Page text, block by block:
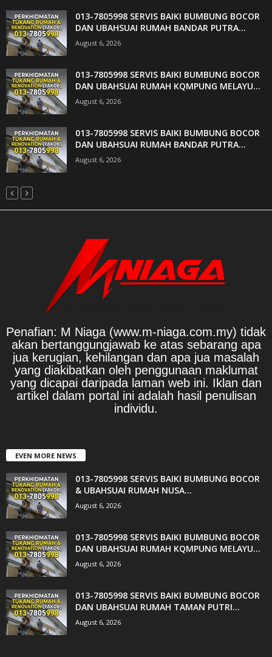
013-7805998 SERVIS BAIKI BUMBUNG BOCOR
DAN UBAHSUAI RUMAH BANDAR PUTRA...
August 6, 2026
013-7805998 SERVIS BAIKI BUMBUNG BOCOR
DAN UBAHSUAI RUMAH KQMPUNG MELAYU...
August 6, 2026
013-7805998 SERVIS BAIKI BUMBUNG BOCOR
DAN UBAHSUAI RUMAH BANDAR PUTRA...
August 6, 2026
Penafian: M Niaga (www.m-niaga.com.my) tidak
akan bertanggungjawab ke atas sebarang apa
jua kerugian, kehilangan dan apa jua masalah
yang diakibatkan oleh penggunaan maklumat
yang dicapai daripada laman web ini. Iklan dan
artikel dalam portal ini adalah hasil penulisan
individu.
EVEN MORE NEWS
013-7805998 SERVIS BAIKI BUMBUNG BOCOR
& UBAHSUAI RUMAH NUSA...
August 6, 2026
013-7805998 SERVIS BAIKI BUMBUNG BOCOR
DAN UBAHSUAI RUMAH KQMPUNG MELAYU...
August 6, 2026
013-7805998 SERVIS BAIKI BUMBUNG BOCOR
DAN UBAHSUAI RUMAH TAMAN PUTRI...
August 6, 2026